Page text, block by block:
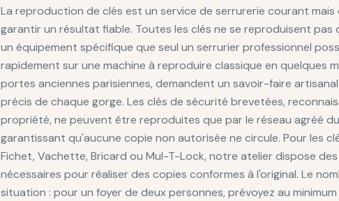
La reproduction de clés est un service de serrurerie courant
garantir un résultat fiable. Toutes les clés ne se reproduisent
un équipement spécifique que seul un serrurier professionnel
rapidement sur une machine à reproduire classique en quelques
portes anciennes parisiennes, demandent un savoir-faire
précis de chaque gorge. Les clés de sécurité brevetées,
propriété, ne peuvent être reproduites que par le réseau agréé
garantissant qu'aucune copie non autorisée ne circule. Pour les
Fichet, Vachette, Bricard ou Mul-T-Lock, notre atelier dispose
nécessaires pour réaliser des copies conformes à l'original. Le
situation : pour un foyer de deux personnes, prévoyez au